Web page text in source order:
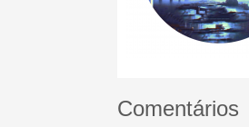
Comentários